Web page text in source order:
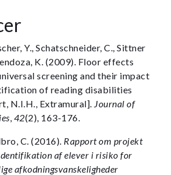
Y., Schatschneider, C., Sittner
K. (2009). Floor effects
screening and their impact
of reading disabilities
N.I.H., Extramural]. Journal of
, 42(2), 163-176.
C. (2016). Rapport om projekt
af elever i risiko for
afkodningsvanskeligheder